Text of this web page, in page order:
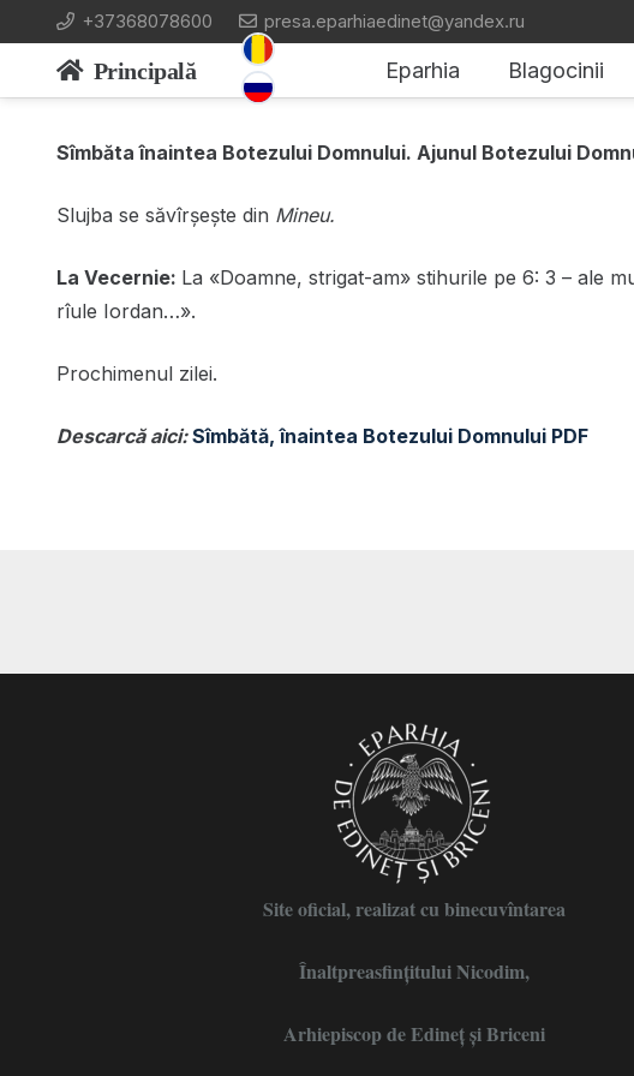
+37368078600 presa.eparhiaedinet@yandex.ru
Principală Eparhia Blagocinii
Sîmbăta înaintea Botezului Domnului. Ajunul Botezului
Slujba se săvîrșește din Mineu.
La Vecernie: La «Doamne, strigat-am» stihurile pe 6: 3 – ale
rîule Iordan…».
Prochimenul zilei.
Descarcă aici: Sîmbătă, înaintea Botezului Domnului PDF
Site oficial, realizat cu binecuvîntarea
Înaltpreasfințitului Nicodim,
Arhiepiscop de Edineţ şi Briceni